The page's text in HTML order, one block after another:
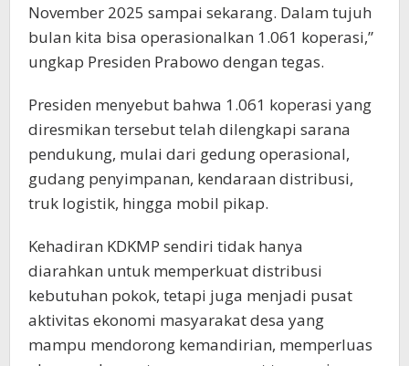
November 2025 sampai sekarang. Dalam tujuh
bulan kita bisa operasionalkan 1.061 koperasi,”
ungkap Presiden Prabowo dengan tegas.
Presiden menyebut bahwa 1.061 koperasi yang
diresmikan tersebut telah dilengkapi sarana
pendukung, mulai dari gedung operasional,
gudang penyimpanan, kendaraan distribusi,
truk logistik, hingga mobil pikap.
Kehadiran KDKMP sendiri tidak hanya
diarahkan untuk memperkuat distribusi
kebutuhan pokok, tetapi juga menjadi pusat
aktivitas ekonomi masyarakat desa yang
mampu mendorong kemandirian, memperluas